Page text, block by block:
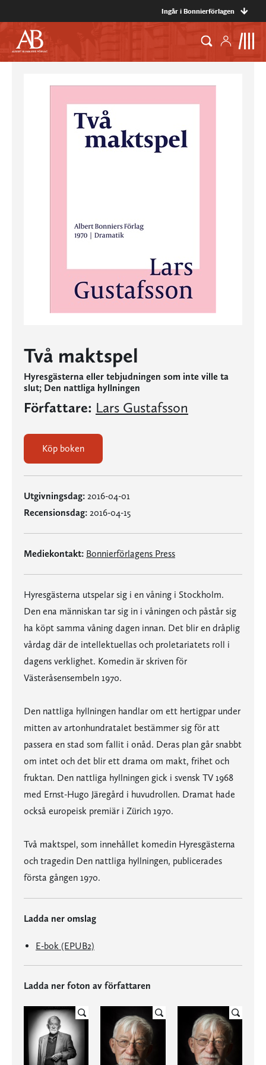
Ingår i Bonnierförlagen
Två maktspel
Hyresgästerna eller tebjudningen som inte ville ta
slut; Den nattliga hyllningen
Författare: Lars Gustafsson
Köp boken
Utgivningsdag: 2016-04-01
Recensionsdag: 2016-04-15
Mediekontakt: Bonnierförlagens Press
Hyresgästerna utspelar sig i en våning i Stockholm.
Den ena människan tar sig in i våningen och påstår sig
ha köpt samma våning dagen innan. Det blir en dråplig
vårdag där de intellektuellas och proletariatets roll i
dagens verklighet. Komedin är skriven för
Västeråsensembeln 1970.
Den nattliga hyllningen handlar om ett hertigpar under
mitten av artonhundratalet bestämmer sig för att
passera en stad som fallit i onåd. Deras plan går snabbt
om intet och det blir ett drama om makt, frihet och
fruktan. Den nattliga hyllningen gick i svensk TV 1968
med Ernst-Hugo Järegård i huvudrollen. Dramat hade
också europeisk premiär i Zürich 1970.
Två maktspel, som innehållet komedin Hyresgästerna
och tragedin Den nattliga hyllningen, publicerades
första gången 1970.
Ladda ner omslag
E-bok (EPUB2)
Ladda ner foton av författaren